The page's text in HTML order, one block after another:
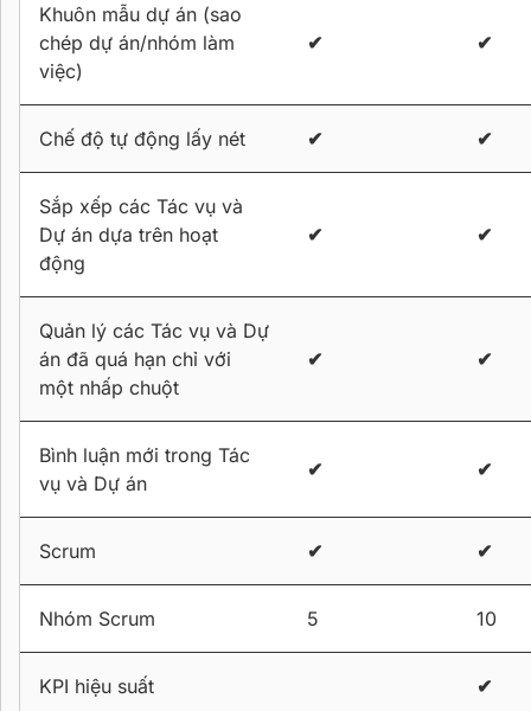
Khuôn mẫu dự án (sao
chép dự án/nhóm làm
việc)
✔ ✔
Chế độ tự động lấy nét ✔ ✔
Sắp xếp các Tác vụ và
Dự án dựa trên hoạt
động
✔ ✔
Quản lý các Tác vụ và Dự
án đã quá hạn chỉ với
một nhấp chuột
✔ ✔
Bình luận mới trong Tác
vụ và Dự án
✔ ✔
Scrum ✔ ✔
Nhóm Scrum 5 10
KPI hiệu suất ✔